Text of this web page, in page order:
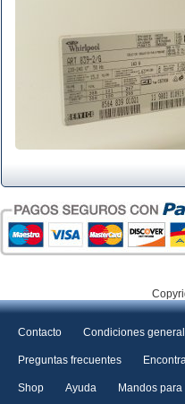
Contacto Condiciones
Preguntas frecuentes
Shop Ayuda Mandos